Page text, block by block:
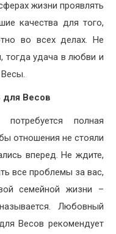
жизни проявлять
качества для того,
во всех делах. Не
тогда удача в любви и
Весы.
для Весов
полная
отношения не стояли
вперед. Не ждите,
все проблемы за вас,
семейной жизни –
Любовный
Весов рекомендует